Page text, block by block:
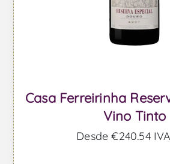
Casa Ferreirinha
Vino Tinto
Desde €240,54